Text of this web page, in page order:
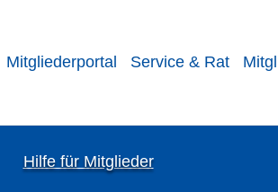
Mitgliederportal Service & Rat
Hilfe für Mitglieder